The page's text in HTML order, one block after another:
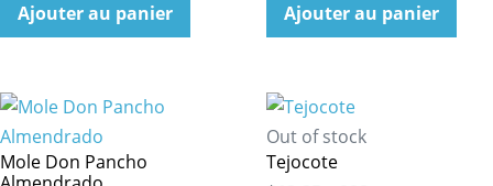
Ajouter au panier Ajouter au panier
Mole Don Pancho
Out of stock
Tejocote